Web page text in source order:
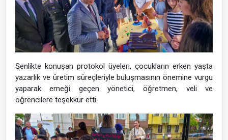
Şenlikte konuşan protokol üyeleri, çocukların erken yaşta
yazarlık ve üretim süreçleriyle buluşmasının önemine vurgu
yaparak emeği geçen yönetici, öğretmen, veli ve
öğrencilere teşekkür etti.